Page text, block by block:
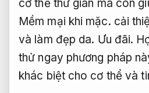
cơ thể thư giãn mà còn
Mềm mại khi mặc. cải
và làm đẹp da. Ưu đãi.
thử ngay phương pháp
khác biệt cho cơ thể và